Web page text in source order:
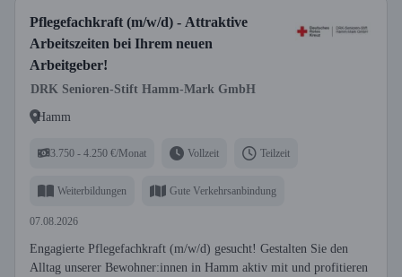
Pflegefachkraft (m/w/d) - Attraktive
Arbeitszeiten bei Ihrem neuen
Arbeitgeber!
DRK Senioren-Stift Hamm-Mark GmbH
Hamm
3.750 - 4.250 €/Monat Vollzeit Teilzeit
Weiterbildungen Gute Verkehrsanbindung
07.08.2026
Engagierte Pflegefachkraft (m/w/d) gesucht! Gestalten Sie den
Alltag unserer Bewohner:innen in Hamm aktiv mit und profitieren